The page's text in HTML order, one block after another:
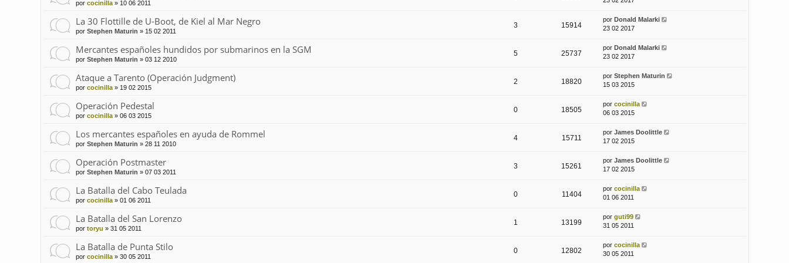
por cocinilla» 10 06 2011
La 30 Flottille de U-Boot, de Kiel al Mar Negro
por Stephen Maturin » 15 02 2011
3 15914
por Donald Malarki
23 02 2017
Mercantes españoles hundidos por submarinos en la SGM
por Stephen Maturin » 03 12 2010
5 25737
por Donald Malarki
23 02 2017
Ataque a Tarento (Operación Judgment)
por cocinilla» 19 02 2015
2 18820
por Stephen Maturin
15 03 2015
Operación Pedestal
por cocinilla» 06 03 2015
0 18505
por cocinilla
06 03 2015
Los mercantes españoles en ayuda de Rommel
por Stephen Maturin » 28 11 2010
4 15711
por James Doolittle
17 02 2015
Operación Postmaster
por Stephen Maturin » 07 03 2011
3 15261
por James Doolittle
17 02 2015
La Batalla del Cabo Teulada
por cocinilla» 01 06 2011
0 11404
por cocinilla
01 06 2011
La Batalla del San Lorenzo
por toryu » 31 05 2011
1 13199
por guti99
31 05 2011
La Batalla de Punta Stilo
por cocinilla» 30 05 2011
0 12802
por cocinilla
30 05 2011